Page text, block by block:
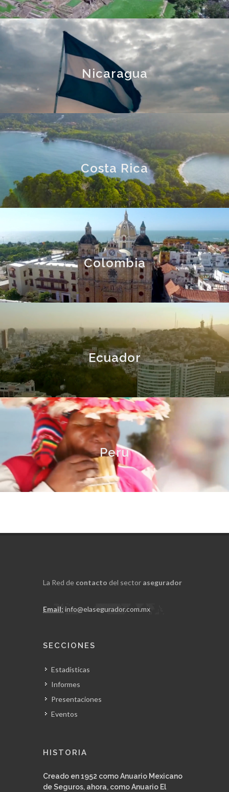
Nicaragua
Costa Rica
Colombia
Ecuador
Perú
La Red de contacto del sector asegurador
Email: info@elasegurador.com.mx
SECCIONES
Estadísticas
Informes
Presentaciones
Eventos
HISTORIA
Creado en 1952 como Anuario Mexicano
de Seguros, ahora, como Anuario El